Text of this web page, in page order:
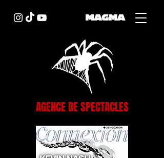
AGENCE DE SPECTACLES